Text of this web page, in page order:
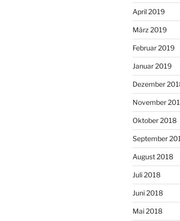
April 2019
März 2019
Februar 2019
Januar 2019
Dezember
November
Oktober 2018
September
August 2018
Juli 2018
Juni 2018
Mai 2018